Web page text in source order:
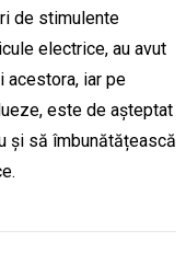
de stimulente
electrice, au avut
acestora, iar pe
este de așteptat
și să îmbunătățească